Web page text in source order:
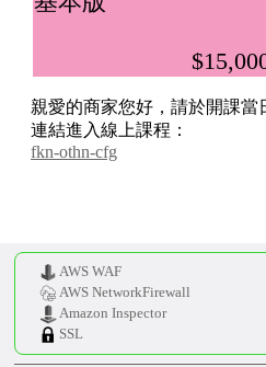
AWS WAF
AWS NetworkFirewall
Amazon Inspector
SSL